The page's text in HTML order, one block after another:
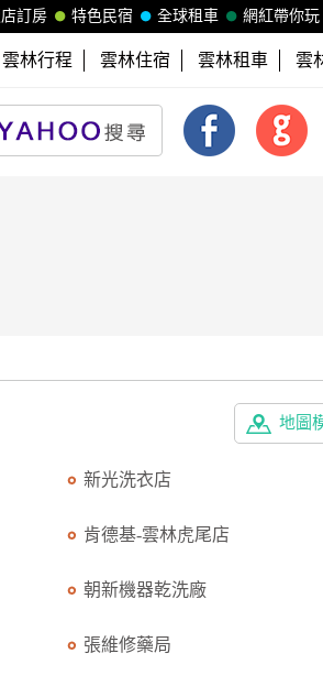
網紅帶你玩
全球租車
特色民宿
訂房
雲林行程 雲林住宿 雲林租車 雲
地圖
新光洗衣店
肯德基-雲林虎尾店
朝新機器乾洗廠
張維修藥局